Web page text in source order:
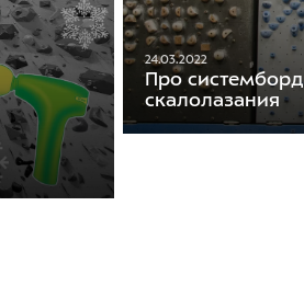
24.03.2022
Про
скалолазания